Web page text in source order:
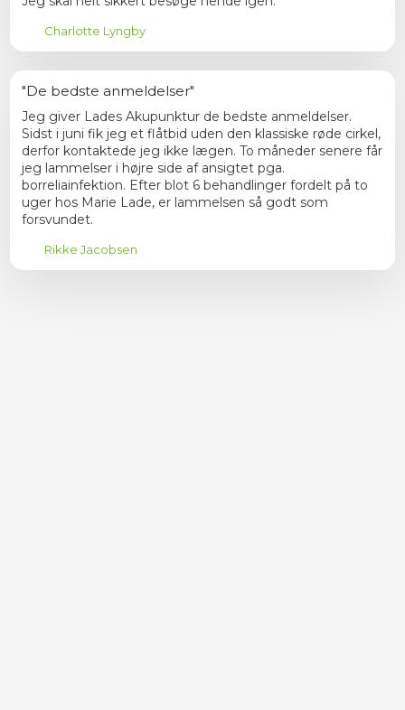
Charlotte Lyngby
"De bedste anmeldelser"
Jeg giver Lades Akupunktur de bedste anmeldelser.
Sidst i juni fik jeg et flåtbid uden den klassiske røde cirkel,
derfor kontaktede jeg ikke lægen. To måneder senere får
jeg lammelser i højre side af ansigtet pga.
borreliainfektion. Efter blot 6 behandlinger fordelt på to
uger hos Marie Lade, er lammelsen så godt som
forsvundet.
Rikke Jacobsen